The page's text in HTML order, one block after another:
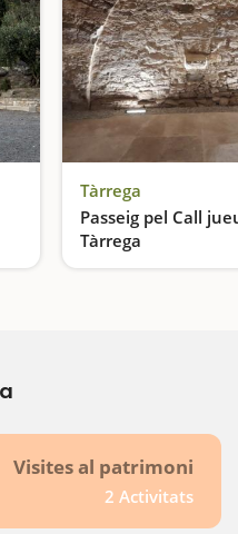
Tàrrega
Passeig pel Call
Tàrrega
Visites al patrimoni
2 Activitats